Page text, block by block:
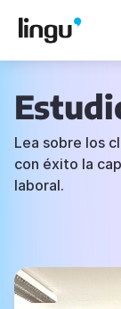
Lea sobre los
con éxito la
laboral.